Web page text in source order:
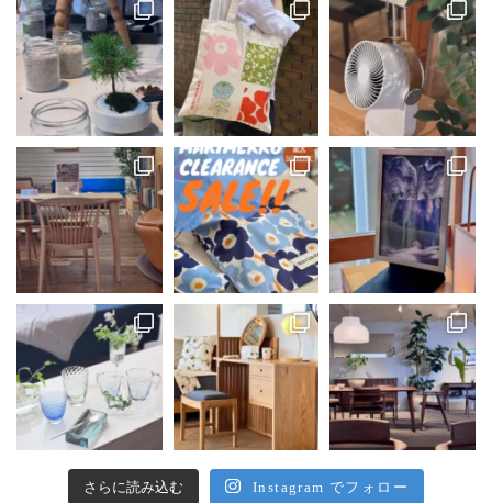
さらに読み込む Instagram でフォロー